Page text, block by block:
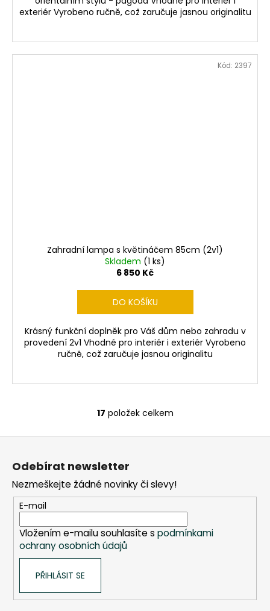
exteriér Vyrobeno ručně, což zaručuje jasnou originalitu
Zahradní lampa s květináčem 85cm (2v1)
Skladem (1 ks)
6 850 Kč
DO KOŠÍKU
Krásný funkční doplněk pro Váš dům nebo zahradu v
provedení 2v1 Vhodné pro interiér i exteriér Vyrobeno
ručně, což zaručuje jasnou originalitu
Kód: 2397
O
v
a
c
í
p
r
ý
17 položek celkem
Odebírat newsletter
Nezmeškejte žádné novinky či slevy!
E-mail
Vložením e-mailu souhlasíte s podmínkami
ochrany osobních údajů
PŘIHLÁSIT SE